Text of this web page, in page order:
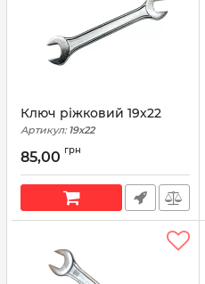
Ключ ріжковий 19х22
Артикул: 19х22
85,00 грн